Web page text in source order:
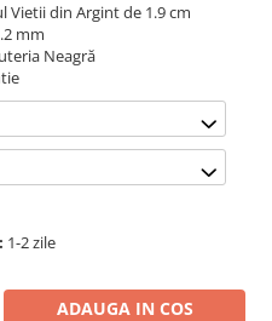
Vietii din Argint de 1.9 cm
mm
Neagră
1-2 zile
ADAUGA IN COS